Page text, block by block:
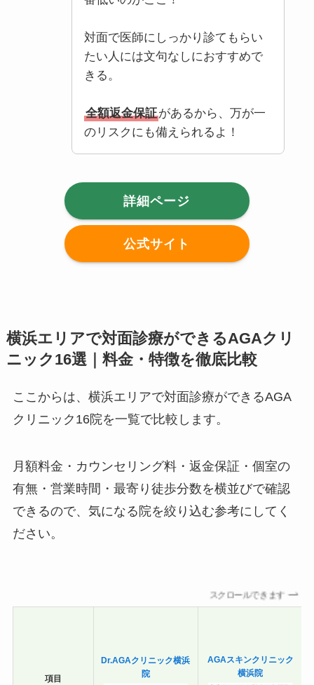
対面で医師にしっかり診てもらい
たい人には文句なしにおすすめで
きる。
全額返金保証があるから、万が一
のリスクにも備えられるよ！
詳細ページ
公式サイト
横浜エリアで対面診療ができるAGAクリ
ニック16選｜料金・特徴を徹底比較
ここからは、横浜エリアで対面診療ができるAGA
クリニック16院を一覧で比較します。
月額料金・カウンセリング料・返金保証・個室の
有無・営業時間・最寄り徒歩分数を横並びで確認
できるので、気になる院を絞り込む参考にしてく
ださい。
スクロールできます
項目
Dr.AGAクリニック横浜
院
AGAスキンクリニック
横浜院